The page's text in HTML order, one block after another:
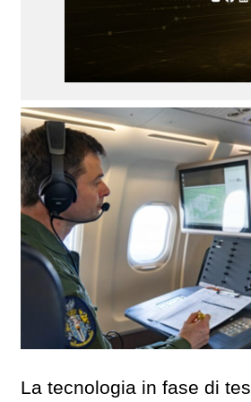
La tecnologia in fase di